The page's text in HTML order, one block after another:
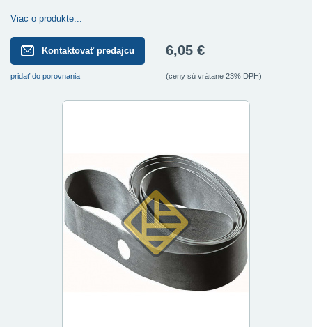
Viac o produkte...
Kontaktovať predajcu
pridať do porovnania
6,05 €
(ceny sú vrátane 23% DPH)